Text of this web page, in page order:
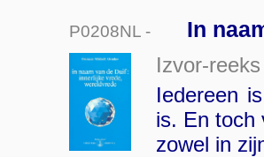
P0208NL - In
Izvor-reeks
Iedereen
is. En toch
zowel in